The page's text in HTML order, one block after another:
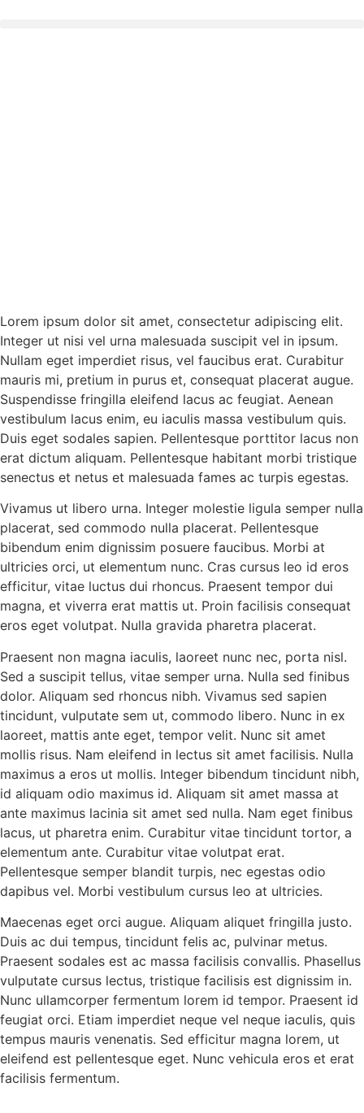
Lorem ipsum dolor sit amet, consectetur adipiscing elit.
Integer ut nisi vel urna malesuada suscipit vel in ipsum.
Nullam eget imperdiet risus, vel faucibus erat. Curabitur
mauris mi, pretium in purus et, consequat placerat augue.
Suspendisse fringilla eleifend lacus ac feugiat. Aenean
vestibulum lacus enim, eu iaculis massa vestibulum quis.
Duis eget sodales sapien. Pellentesque porttitor lacus non
erat dictum aliquam. Pellentesque habitant morbi tristique
senectus et netus et malesuada fames ac turpis egestas.
Vivamus ut libero urna. Integer molestie ligula semper nulla
placerat, sed commodo nulla placerat. Pellentesque
bibendum enim dignissim posuere faucibus. Morbi at
ultricies orci, ut elementum nunc. Cras cursus leo id eros
efficitur, vitae luctus dui rhoncus. Praesent tempor dui
magna, et viverra erat mattis ut. Proin facilisis consequat
eros eget volutpat. Nulla gravida pharetra placerat.
Praesent non magna iaculis, laoreet nunc nec, porta nisl.
Sed a suscipit tellus, vitae semper urna. Nulla sed finibus
dolor. Aliquam sed rhoncus nibh. Vivamus sed sapien
tincidunt, vulputate sem ut, commodo libero. Nunc in ex
laoreet, mattis ante eget, tempor velit. Nunc sit amet
mollis risus. Nam eleifend in lectus sit amet facilisis. Nulla
maximus a eros ut mollis. Integer bibendum tincidunt nibh,
id aliquam odio maximus id. Aliquam sit amet massa at
ante maximus lacinia sit amet sed nulla. Nam eget finibus
lacus, ut pharetra enim. Curabitur vitae tincidunt tortor, a
elementum ante. Curabitur vitae volutpat erat.
Pellentesque semper blandit turpis, nec egestas odio
dapibus vel. Morbi vestibulum cursus leo at ultricies.
Maecenas eget orci augue. Aliquam aliquet fringilla justo.
Duis ac dui tempus, tincidunt felis ac, pulvinar metus.
Praesent sodales est ac massa facilisis convallis. Phasellus
vulputate cursus lectus, tristique facilisis est dignissim in.
Nunc ullamcorper fermentum lorem id tempor. Praesent id
feugiat orci. Etiam imperdiet neque vel neque iaculis, quis
tempus mauris venenatis. Sed efficitur magna lorem, ut
eleifend est pellentesque eget. Nunc vehicula eros et erat
facilisis fermentum.